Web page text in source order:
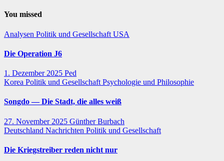
You missed
Analysen Politik und Gesellschaft USA
Die Operation J6
1. Dezember 2025 Ped
Korea Politik und Gesellschaft Psychologie und Philosophie
Songdo — Die Stadt, die alles weiß
27. November 2025 Günther Burbach
Deutschland Nachrichten Politik und Gesellschaft
Die Kriegstreiber reden nicht nur